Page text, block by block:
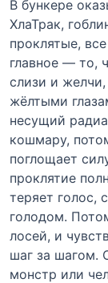
В бункере
ХлаТрак,
проклятые,
главное — то,
слизи и
жёлтыми
несущий
кошмару,
поглощает
проклятие
теряет голос,
голодом.
лосей, и
шаг за шагом.
монстр или